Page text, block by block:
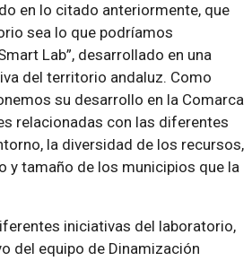
en lo citado anteriormente, que
sea lo que podríamos
Lab”, desarrollado en una
del territorio andaluz. Como
su desarrollo en la Comarca
relacionadas con las diferentes
la diversidad de los recursos,
y tamaño de los municipios que la
iniciativas del laboratorio,
del equipo de Dinamización